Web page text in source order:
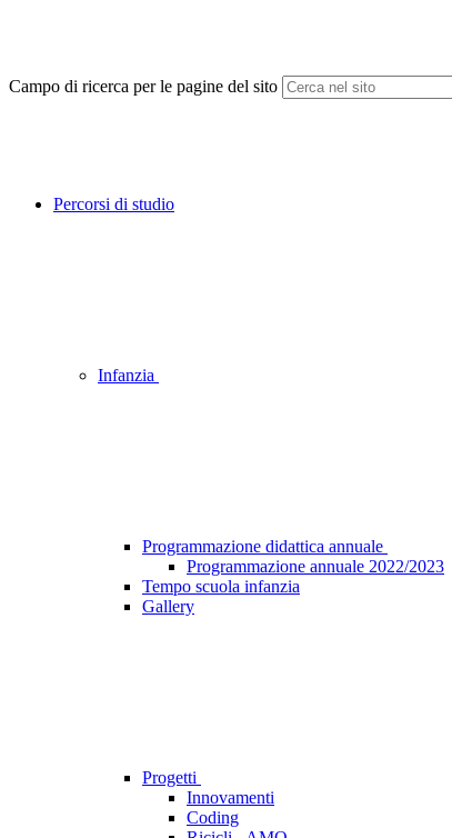
Campo di ricerca per le pagine del sito
Percorsi di studio
Infanzia
Programmazione didattica annuale
Programmazione annuale 2022/2023
Tempo scuola infanzia
Gallery
Progetti
Innovamenti
Coding